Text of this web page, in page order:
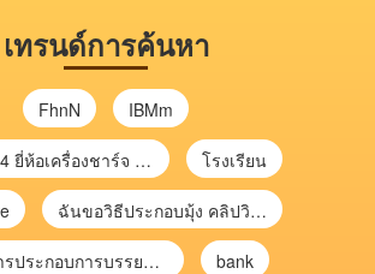
เทรนด์การค้นหา
FhnN IBMm
-or-1304 ยี่ห้อเครื่องชาร์จ chargecore โรงเรียน
ฉันขอวิธีประกอบมุ้ง คลิปวิดีโอ การประกอบมุ้ง
เอกสารประกอบการบรรยาย การประเมินความเสี่ยงเพื่อวางแผนการตรวจสอบ \ bank